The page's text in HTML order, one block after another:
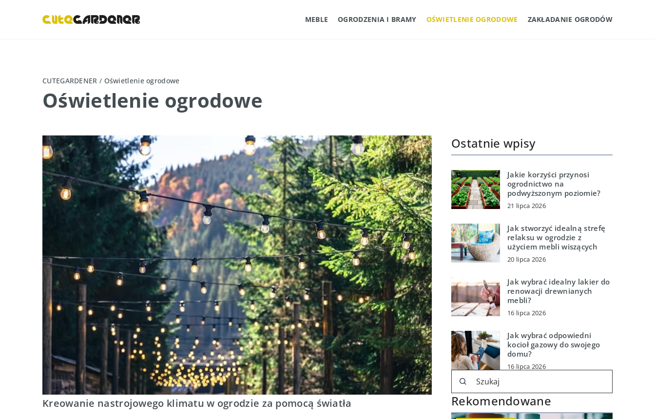
MEBLE OGRODZENIA I BRAMY OŚWIETLENIE OGRODOWE ZAKŁADANIE OGRODÓW
CUTEGARDENER / Oświetlenie ogrodowe
Oświetlenie ogrodowe
Kreowanie nastrojowego klimatu w ogrodzie za pomocą światła
Ostatnie wpisy
Jakie korzyści przynosi
ogrodnictwo na
podwyższonym poziomie?
21 lipca 2026
Jak stworzyć idealną strefę
relaksu w ogrodzie z
użyciem mebli wiszących
20 lipca 2026
Jak wybrać idealny lakier do
renowacji drewnianych
mebli?
16 lipca 2026
Jak wybrać odpowiedni
kocioł gazowy do swojego
domu?
16 lipca 2026
Rekomendowane